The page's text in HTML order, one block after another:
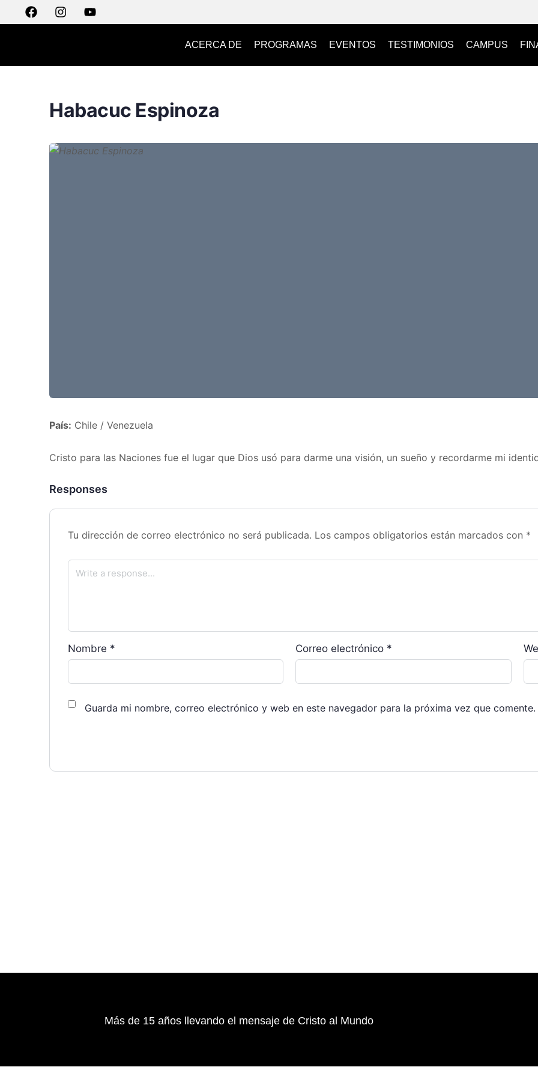
ACERCA DE PROGRAMAS EVENTOS TESTIMONIOS CAMPUS
Habacuc Espinoza
País: Chile / Venezuela
Cristo para las Naciones fue el lugar que Dios usó para darme una visión, un sueño y recordarme mi
Responses
Tu dirección de correo electrónico no será publicada. Los campos obligatorios están marcados con *
Nombre * Correo electrónico *
Guarda mi nombre, correo electrónico y web en este navegador para la próxima vez que comente.
Más de 15 años llevando el mensaje de Cristo al Mundo